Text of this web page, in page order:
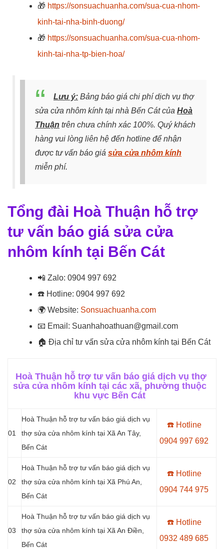
🎁 https://sonsuachuanha.com/sua-cua-nhom-
kinh-tai-nha-binh-duong/
🎁 https://sonsuachuanha.com/sua-cua-nhom-
kinh-tai-nha-tp-bien-hoa/
Lưu ý: Bảng báo giá chi phí dịch vụ thợ
sửa cửa nhôm kính tại nhà Bến Cát của Hoà
Thuận trên chưa chính xác 100%. Quý khách
hàng vui lòng liên hệ đến hotline để nhận
được tư vấn báo giá sửa cửa nhôm kính
miễn phí.
Tổng đài Hoà Thuận hỗ trợ
tư vấn báo giá sửa cửa
nhôm kính tại Bến Cát
📲 Zalo: 0904 997 692
☎️ Hotline: 0904 997 692
🌍 Website: Sonsuachuanha.com
📧 Email: Suanhahoathuan@gmail.com
🏠 Địa chỉ tư vấn sửa cửa nhôm kính tại Bến Cát
Hoà Thuận hỗ trợ tư vấn báo giá dịch vụ thợ
sửa cửa nhôm kính tại các xã, phường thuộc
khu vực Bến Cát
01
Hoà Thuận hỗ trợ tư vấn báo giá dịch vụ
thợ sửa cửa nhôm kính tại Xã An Tây,
Bến Cát
☎️ Hotline
0904 997 692
02
Hoà Thuận hỗ trợ tư vấn báo giá dịch vụ
thợ sửa cửa nhôm kính tại Xã Phú An
Bến Cát
☎️ Hotline
0904 744 975
03
Hoà Thuận hỗ trợ tư vấn báo giá dịch vụ
thợ sửa cửa nhôm kính tại Xã An Điền
Bến Cát
☎️ Hotline
0932 489 685